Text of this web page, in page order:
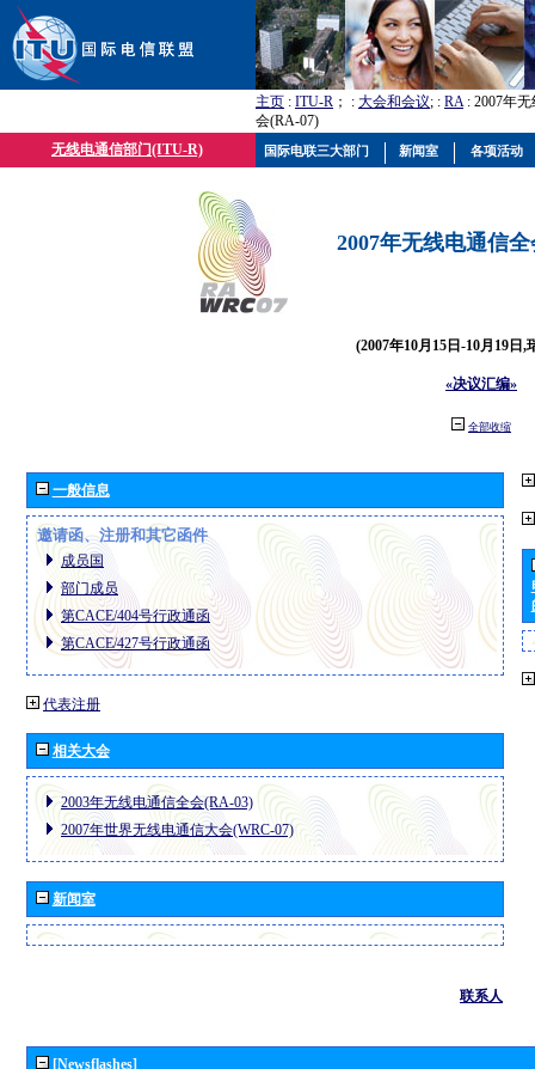
主页 : ITU-R ； : 大会和会议; : RA: 2007年
会(RA-07)
无线电通信部门(ITU-R)
2007年无线电通信
(2007年10月15日-10月19日,
«决议汇编»
全部收缩
一般信息
邀请函、注册和其它函件
成员国
部门成员
第CACE/404号行政通函
第CACE/427号行政通函
代表注册
相关大会
2003年无线电通信全会(RA-03)
2007年世界无线电通信大会(WRC-07)
新闻室
联系人
[Newsflashes]
国际电联三大部门 新闻室 各项活动